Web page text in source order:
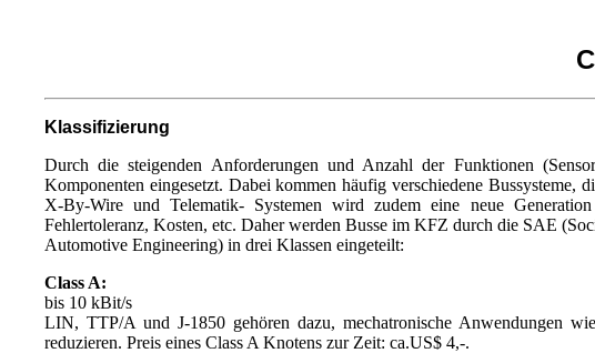
Klassifizierung
Durch die steigenden Anforderungen und Anzahl der Funktionen
Komponenten eingesetzt. Dabei kommen häufig verschiedene
X-By-Wire und Telematik- Systemen wird zudem eine neue
Fehlertoleranz, Kosten, etc. Daher werden Busse im KFZ durch die SAE
Automotive Engineering) in drei Klassen eingeteilt:
Class A:
bis 10 kBit/s
LIN, TTP/A und J-1850 gehören dazu, mechatronische Anwendungen
reduzieren. Preis eines Class A Knotens zur Zeit: ca.US$ 4,-.